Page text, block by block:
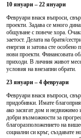
10 януари – 22 януари
Февруари внася въпроси,
проекти. Задава се много
общуване с повече хора.
заетост. Делата на братя/
енергия и затова сте
нови проекти. Финансовата
приходи. В личния живот
условия на внезапни обрати.
23 януари – 4 февруари
Февруари внася въпроси,
придобивки. Имате
ако засягат дом и недвижимо
добри възможности за
благоразположението на
социални си кръг, създавате